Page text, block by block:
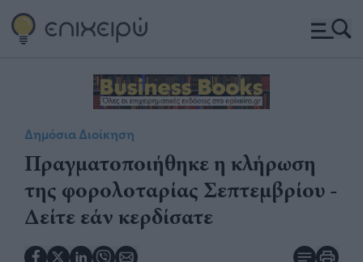
Δημόσια Διοίκηση
Πραγματοποιήθηκε η κλήρωση
της φορολοταρίας Σεπτεμβρίου -
Δείτε εάν κερδίσατε